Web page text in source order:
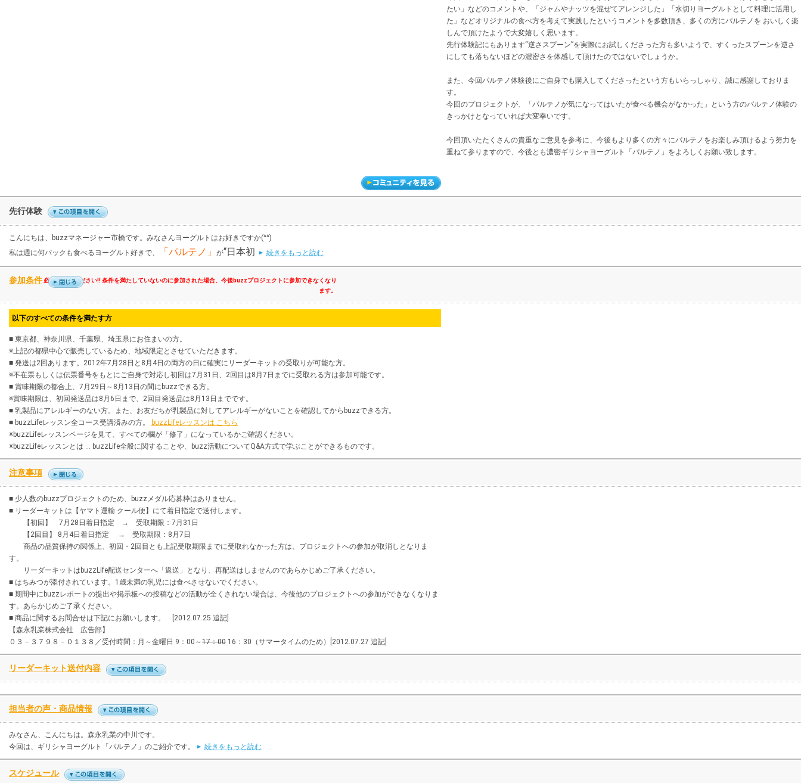
たい」などのコメントや、「ジャムやナッツを混ぜてアレンジした」「水切りヨーグルトとして料理に活用し
た」などオリジナルの食べ方を考えて実践したというコメントを多数頂き、多くの方にパルテノを おいしく楽
しんで頂けたようで大変嬉しく思います。
先行体験記にもあります“逆さスプーン”を実際にお試しくださった方も多いようで、すくったスプーンを逆さ
にしても落ちないほどの濃密さを体感して頂けたのではないでしょうか。
また、今回パルテノ体験後にご自身でも購入してくださったという方もいらっしゃり、誠に感謝しておりま
す。
今回のプロジェクトが、「パルテノが気になってはいたが食べる機会がなかった」という方のパルテノ体験の
きっかけとなっていれば大変幸いです。
今回頂いたたくさんの貴重なご意見を参考に、今後もより多くの方々にパルテノをお楽しみ頂けるよう努力を
重ねて参りますので、今後とも濃密ギリシャヨーグルト「パルテノ」をよろしくお願い致します。
先行体験
こんにちは、buzzマネージャー市橋です。みなさんヨーグルトはお好きですか(^^)
私は週に何パックも食べるヨーグルト好きで、
「パルテノ」 が“日本初 続きをもっと読む
参加条件必ずご確認ください!! 条件を満たしていないのに参加された場合、今後buzzプロジェクトに参加できなくなり
ます。
以下のすべての条件を満たす方
■ 東京都、神奈川県、千葉県、埼玉県にお住まいの方。
※上記の都県中心で販売しているため、地域限定とさせていただきます。
■ 発送は2回あります。 2012年7月28日 と 8月4日 の両方の日に確実にリーダーキットの受取りが可能な方。
※不在票もしくは伝票番号をもとにご自身で対応し初回は7月31日 、2回目は8月7日 までに受取れる方は参加可能です。
■ 賞味期限の都合上、 7月29日～8月13日の間にbuzzできる方。
※賞味期限は、初回発送品は8月6日 まで、2回目発送品は8月13日 までです。
■ 乳製品にアレルギーのない方。また、お友だちが乳製品に対してアレルギーがないことを確認してからbuzzできる方。
■ buzzLifeレッスン全コース受講済みの方。 buzzLifeレッスンは こちら
※buzzLifeレッスンページを見て、すべての欄が「修了」になっているかご確認ください。
※buzzLifeレッスンとは … buzzLife全般に関することや、buzz活動についてQ&A方式で学ぶことができるものです。
注意事項
■ 少人数のbuzzプロジェクトのため、buzzメダル応募枠はありません。
■ リーダーキットは【ヤマト運輸 クール便】にて着日指定で送付します。
【初回】 7月28日着日指定 → 受取期限：7月31日
【2回目】 8月4日着日指定 → 受取期限：8月7日
商品の品質保持の関係上、初回・2回目とも上記受取期限までに受取れなかった方は、プロジェクトへの参加が取消しとなりま
す。
リーダーキットはbuzzLife配送センターへ「返送」となり、再配送はしませんのであらかじめご了承ください。
■ はちみつが添付されています。1歳未満の乳児には食べさせないでください。
■ 期間中にbuzzレポートの提出や掲示板への投稿などの活動が全くされない場合は、今後他のプロジェクトへの参加ができなくなりま
す。あらかじめご了承ください。
■ 商品に関するお問合せは下記にお願いします。 [2012.07.25 追記]
【森永乳業株式会社 広告部】
０３－３７９８－０１３８／受付時間：月～金曜日 9：00～17：00 16：30（サマータイムのため）[2012.07.27 追記]
リーダーキット送付内容
担当者の声・商品情報
みなさん、こんにちは。森永乳業の中川です。
今回は、ギリシャヨーグルト「パルテノ」のご紹介です。
続きをもっと読む
スケジュール